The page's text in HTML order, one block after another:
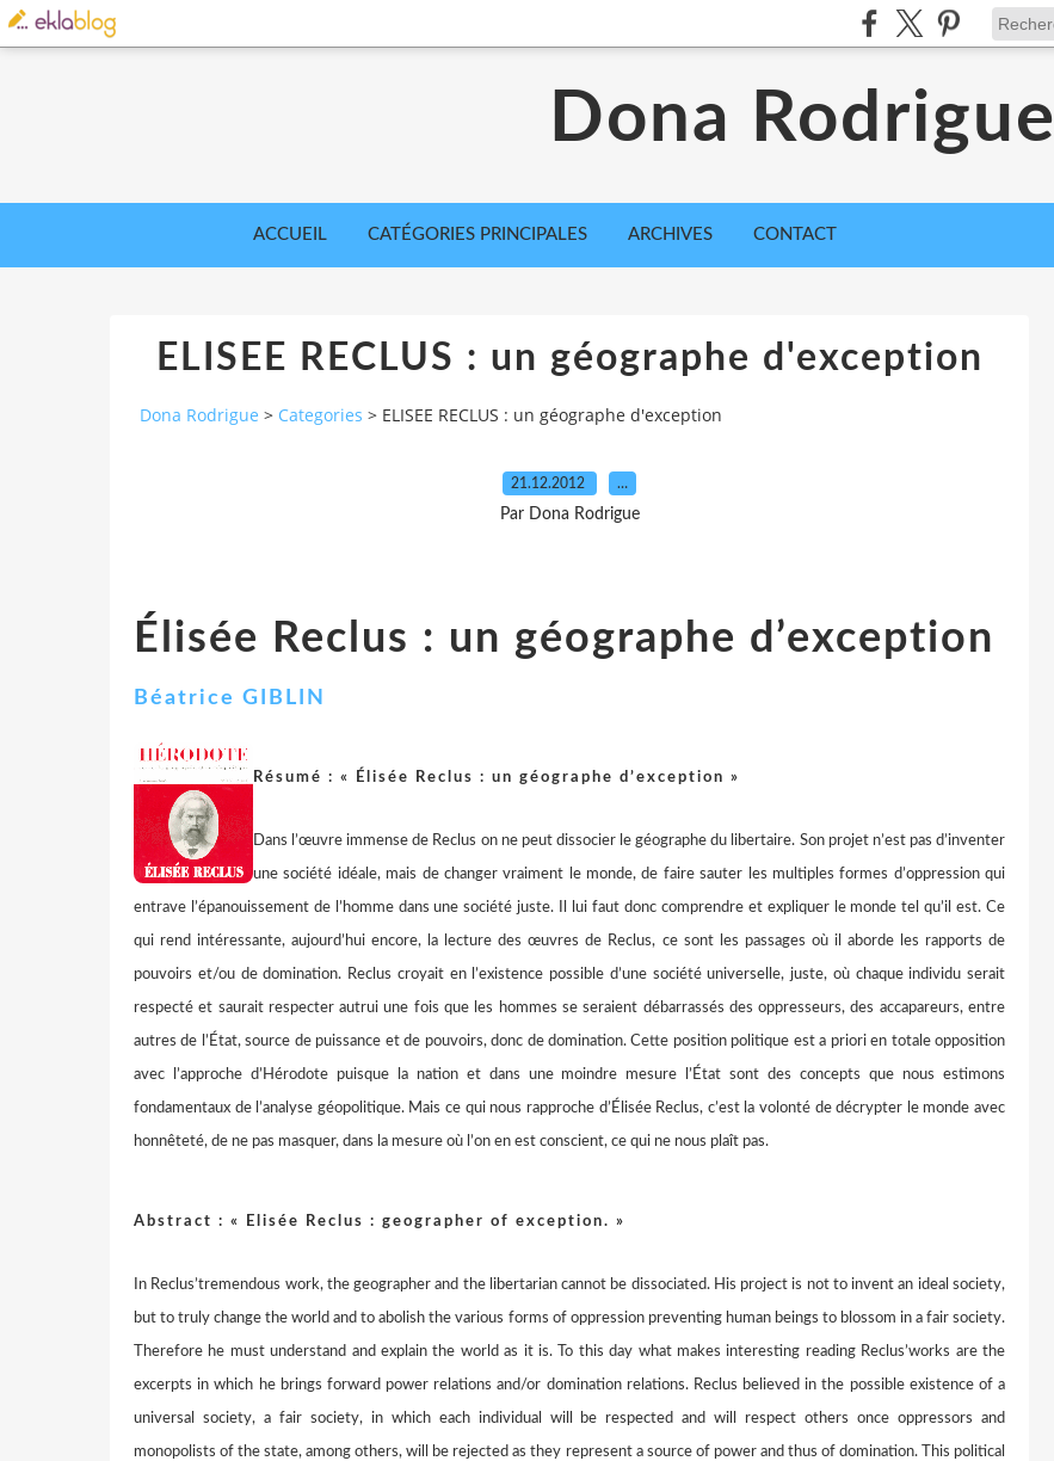
Dona Rodrigue
ACCUEIL CATÉGORIES PRINCIPALES ARCHIVES CONTACT
ELISEE RECLUS : un géographe d'exception
Dona Rodrigue > Categories > ELISEE RECLUS : un géographe d'exception
21.12.2012 …
Par Dona Rodrigue
Élisée Reclus : un géographe d’exception
Béatrice GIBLIN
Résumé : « Élisée Reclus : un géographe d’exception »
Dans l’œuvre immense de Reclus on ne peut dissocier le géographe du libertaire. Son projet n’est pas d’inventer
une société idéale, mais de changer vraiment le monde, de faire sauter les multiples formes d’oppression qui
entrave l’épanouissement de l’homme dans une société juste. Il lui faut donc comprendre et expliquer le monde tel qu’il est. Ce
qui rend intéressante, aujourd’hui encore, la lecture des œuvres de Reclus, ce sont les passages où il aborde les rapports de
pouvoirs et/ou de domination. Reclus croyait en l’existence possible d’une société universelle, juste, où chaque individu serait
respecté et saurait respecter autrui une fois que les hommes se seraient débarrassés des oppresseurs, des accapareurs, entre
autres de l’État, source de puissance et de pouvoirs, donc de domination. Cette position politique est a priori en totale opposition
avec l’approche d’Hérodote puisque la nation et dans une moindre mesure l’État sont des concepts que nous estimons
fondamentaux de l’analyse géopolitique. Mais ce qui nous rapproche d’Élisée Reclus, c’est la volonté de décrypter le monde avec
honnêteté, de ne pas masquer, dans la mesure où l’on en est conscient, ce qui ne nous plaît pas.
Abstract : « Elisée Reclus : geographer of exception. »
In Reclus’tremendous work, the geographer and the libertarian cannot be dissociated. His project is not to invent an ideal society,
but to truly change the world and to abolish the various forms of oppression preventing human beings to blossom in a fair society.
Therefore he must understand and explain the world as it is. To this day what makes interesting reading Reclus’works are the
excerpts in which he brings forward power relations and/or domination relations. Reclus believed in the possible existence of a
universal society, a fair society, in which each individual will be respected and will respect others once oppressors and
monopolists of the state, among others, will be rejected as they represent a source of power and thus of domination. This political